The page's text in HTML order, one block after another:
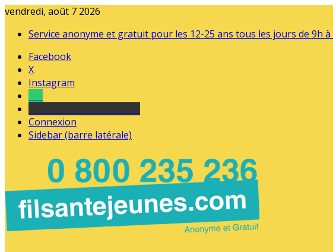
vendredi, août 7 2026
Service anonyme et gratuit pour les 12-25 ans tous les jours de 9h à
Facebook
X
Instagram
Connexion
Sidebar (barre latérale)